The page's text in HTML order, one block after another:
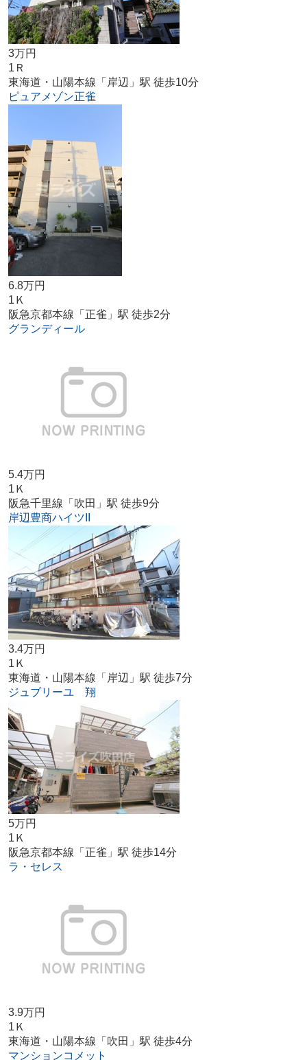
3万円
1Ｒ
東海道・山陽本線「岸辺」駅 徒歩10分
ピュアメゾン正雀
6.8万円
1Ｋ
阪急京都本線「正雀」駅 徒歩2分
グランディール
5.4万円
1Ｋ
阪急千里線「吹田」駅 徒歩9分
岸辺豊商ハイツII
3.4万円
1Ｋ
東海道・山陽本線「岸辺」駅 徒歩7分
ジュブリーユ 翔
5万円
1Ｋ
阪急京都本線「正雀」駅 徒歩14分
ラ・セレス
3.9万円
1Ｋ
東海道・山陽本線「吹田」駅 徒歩4分
マンションコメット